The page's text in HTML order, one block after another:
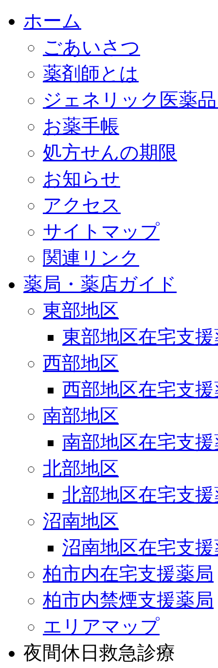
ホーム
ごあいさつ
薬剤師とは
ジェネリック医薬
お薬手帳
処方せんの期限
お知らせ
アクセス
サイトマップ
関連リンク
薬局・薬店ガイド
東部地区
東部地区在宅支
西部地区
西部地区在宅支
南部地区
南部地区在宅支
北部地区
北部地区在宅支
沼南地区
沼南地区在宅支
柏市内在宅支援薬局
柏市内禁煙支援薬局
エリアマップ
夜間休日救急診療